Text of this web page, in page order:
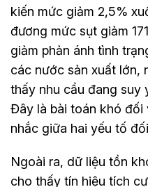
kiến mức giảm 2,5%
đương mức sụt giảm
giảm phản ánh tình
các nước sản xuất lớn,
thấy nhu cầu đang suy
Đây là bài toán khó đối
nhắc giữa hai yếu tố
Ngoài ra, dữ liệu tồn
cho thấy tín hiệu tích